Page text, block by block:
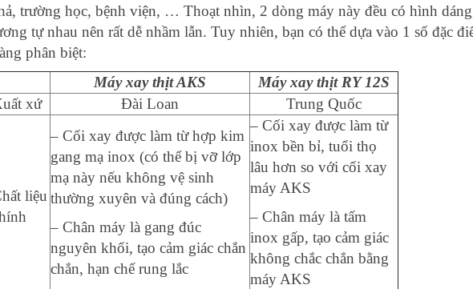
trường học, bệnh viện, … Thoạt nhìn, 2 dòng máy này đều có hình
tự nhau nên rất dễ nhầm lẫn. Tuy nhiên, bạn có thể dựa vào 1 số đặc
phân biệt:
Máy xay thịt AKS
Máy xay thịt RY 12S
xứ
Đài Loan Trung Quốc
liệu
– Cối xay được làm từ hợp kim
gang mạ inox (có thể bị vỡ lớp
mạ này nếu không vệ sinh
thường xuyên và đúng cách)
– Chân máy là gang đúc
nguyên khối, tạo cảm giác chắn
chắn, hạn chế rung lắc
– Cối xay được làm từ
inox bền bỉ, tuổi thọ
lâu hơn so với cối xay
máy AKS
– Chân máy là tấm
inox gấp, tạo cảm giác
không chắc chắn bằng
máy AKS